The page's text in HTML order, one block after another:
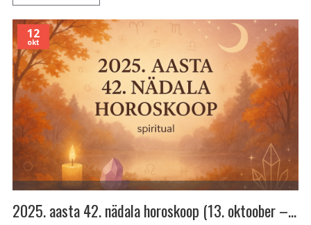
12
okt
2025. aasta 42. nädala horoskoop (13. oktoober – 19. oktoober)